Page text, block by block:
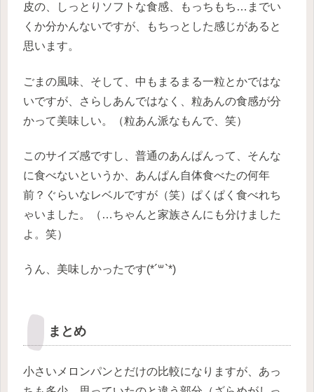
皮の、しっとりソフトな食感、もっちもち…までい
くか分かんないですが、もちっとした感じがあると
思います。
ごまの風味、そして、中もまるまる一粒とかではな
いですが、さらしあんではなく、粒あんの食感が分
かって美味しい。（粒あん派なもんで、笑）
このサイズ感ですし、普通のあんぱんって、そんな
に食べないというか、あんぱん自体食べたの何年
前？ぐらいなレベルですが（笑）ぱくぱく食べれち
ゃいました。（…ちゃんと家族さんにも分けました
よ。笑）
うん、美味しかったです(*´꒳`*)
まとめ
小さいメロンパンとだけの比較になりますが、あっ